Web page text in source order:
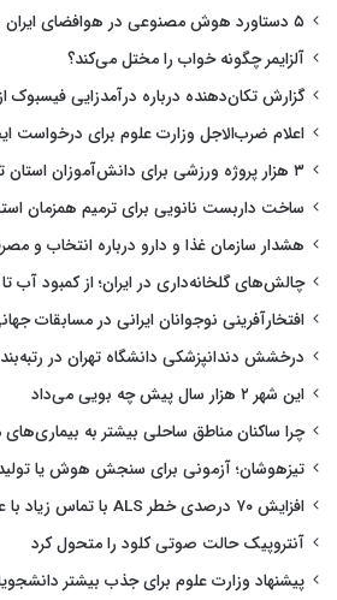
۵ دستاورد هوش مصنوعی در هوافضای ایران
آلزایمر چگونه خواب را مختل می‌کند؟
گزارش تکان‌دهنده درباره درآمدزایی فیسبوک
اعلام ضرب‌الاجل وزارت علوم برای درخواست
۳ هزار پروژه ورزشی برای دانش‌آموزان استان تهران کلید خورد
ساخت داربست نانویی برای ترمیم همزمان
هشدار سازمان غذا و دارو درباره انتخاب و
چالش‌های گلخانه‌داری در ایران؛ از کمبود آب
افتخارآفرینی نوجوانان ایرانی در مسابقات جهانی
درخشش دندانپزشکی دانشگاه تهران در رتبه‌بندی
این شهر ۲ هزار سال پیش چه بویی می‌داد
چرا ساکنان مناطق ساحلی بیشتر به
تیزهوشان؛ آزمونی برای سنجش هوش یا
افزایش ۷۰ درصدی خطر ALS با تماس زیاد با علف‌کش‌ها
آنتروپیک حالت صوتی کلود را متحول کرد
پیشنهاد وزارت علوم برای جذب بیشتر